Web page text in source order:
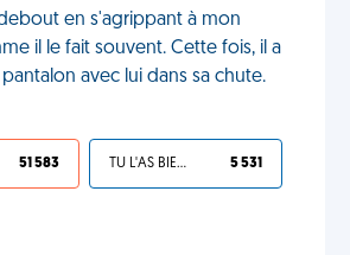
en s'agrippant à mon
il le fait souvent. Cette fois, il a
avec lui dans sa chute.
51 583 TU L'AS BIEN MÉRITÉ 5 531